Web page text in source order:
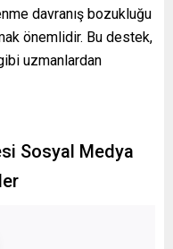
davranış bozukluğu
önemlidir. Bu destek,
uzmanlardan
Sosyal Medya